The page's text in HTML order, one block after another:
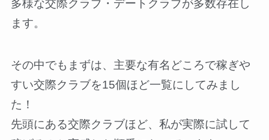
多様な交際クラブ・デートクラブが多数存在し
ます。
その中でもまずは、主要な有名どころで稼ぎや
すい交際クラブを15個ほど一覧にしてみまし
た！
先頭にある交際クラブほど、私が実際に試して